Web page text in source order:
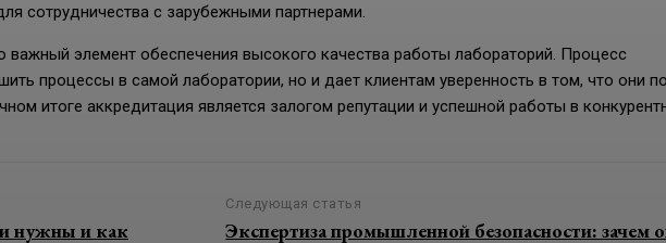
сотрудничества с зарубежными партнерами.
важный элемент обеспечения высокого качества работы лабораторий. Процесс
процессы в самой лаборатории, но и дает клиентам уверенность в том, что они
итоге аккредитация является залогом репутации и успешной работы в
нужны и как
Следующая статья
Экспертиза промышленной безопасности: зачем